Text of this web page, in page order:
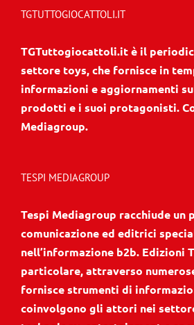
TGTUTTOGIOCATTOLI.IT
TGTuttogiocattoli.it è il
settore toys, che fornisce in
informazioni e aggiornamenti
prodotti e i suoi protagonisti.
Mediagroup.
TESPI MEDIAGROUP
Tespi Mediagroup racchiude un
comunicazione ed editrici
nell’informazione b2b. Edizioni
particolare, attraverso
fornisce strumenti di
coinvolgono gli attori nei